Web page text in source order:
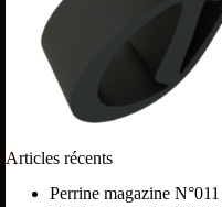
Articles récents
Perrine magazine N°011